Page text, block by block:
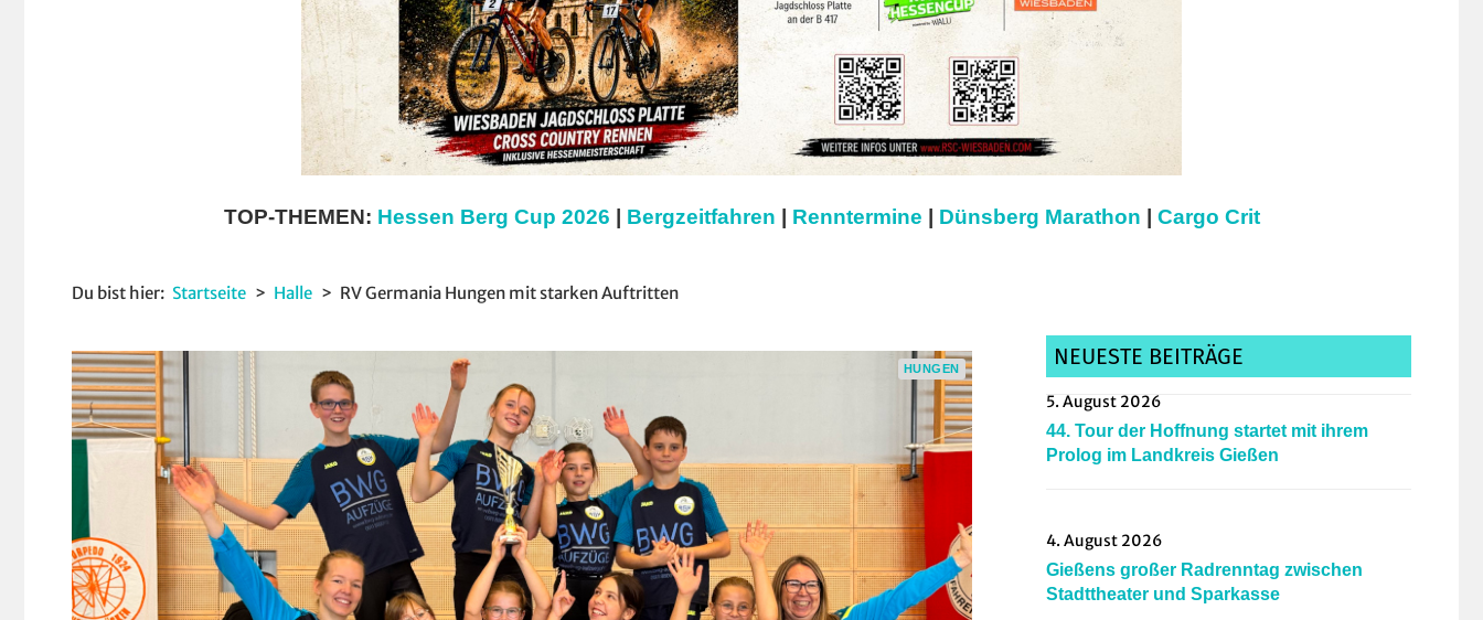
TOP-THEMEN: Hessen Berg Cup 2026 Bergzeitfahren Renntermine Dünsberg Marathon Cargo Crit
Du bist hier: Startseite Halle RV Germania Hungen mit starken Auftritten
HUNGEN NEUESTE BEITRÄGE
5. August 2026
44. Tour der Hoffnung startet mit ihrem
Prolog im Landkreis Gießen
4. August 2026
Gießens großer Radrenntag zwischen
Stadttheater und Sparkasse